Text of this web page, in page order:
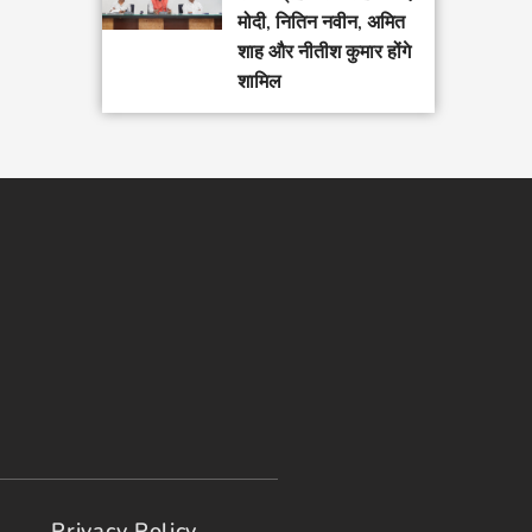
मोदी, नितिन नवीन, अमित
शाह और नीतीश कुमार होंगे
शामिल